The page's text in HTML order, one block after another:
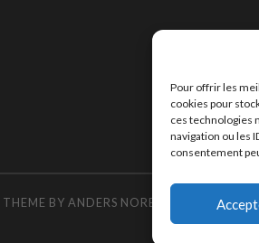
Pour offrir les
cookies pour
ces technologies
navigation ou les
consentement
THEME BY ANDERS NOREN ADAPTED BY